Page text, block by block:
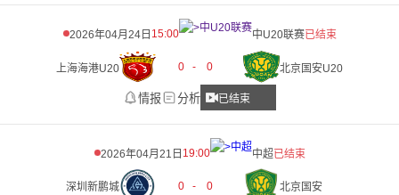
2026年04月24日 15:00 中U20联赛已结束
上海海港U20 0 - 0 北京国安U20
情报 分析 已结束
2026年04月21日 19:00 中超已结束
深圳新鹏城 0 - 0 北京国安